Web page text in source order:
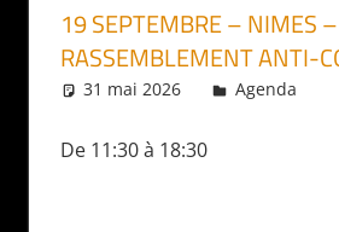
19 SEPTEMBRE – NIMES –
RASSEMBLEMENT ANTI-
31 mai 2026 Daniel
Agenda
De 11:30 à 18:30